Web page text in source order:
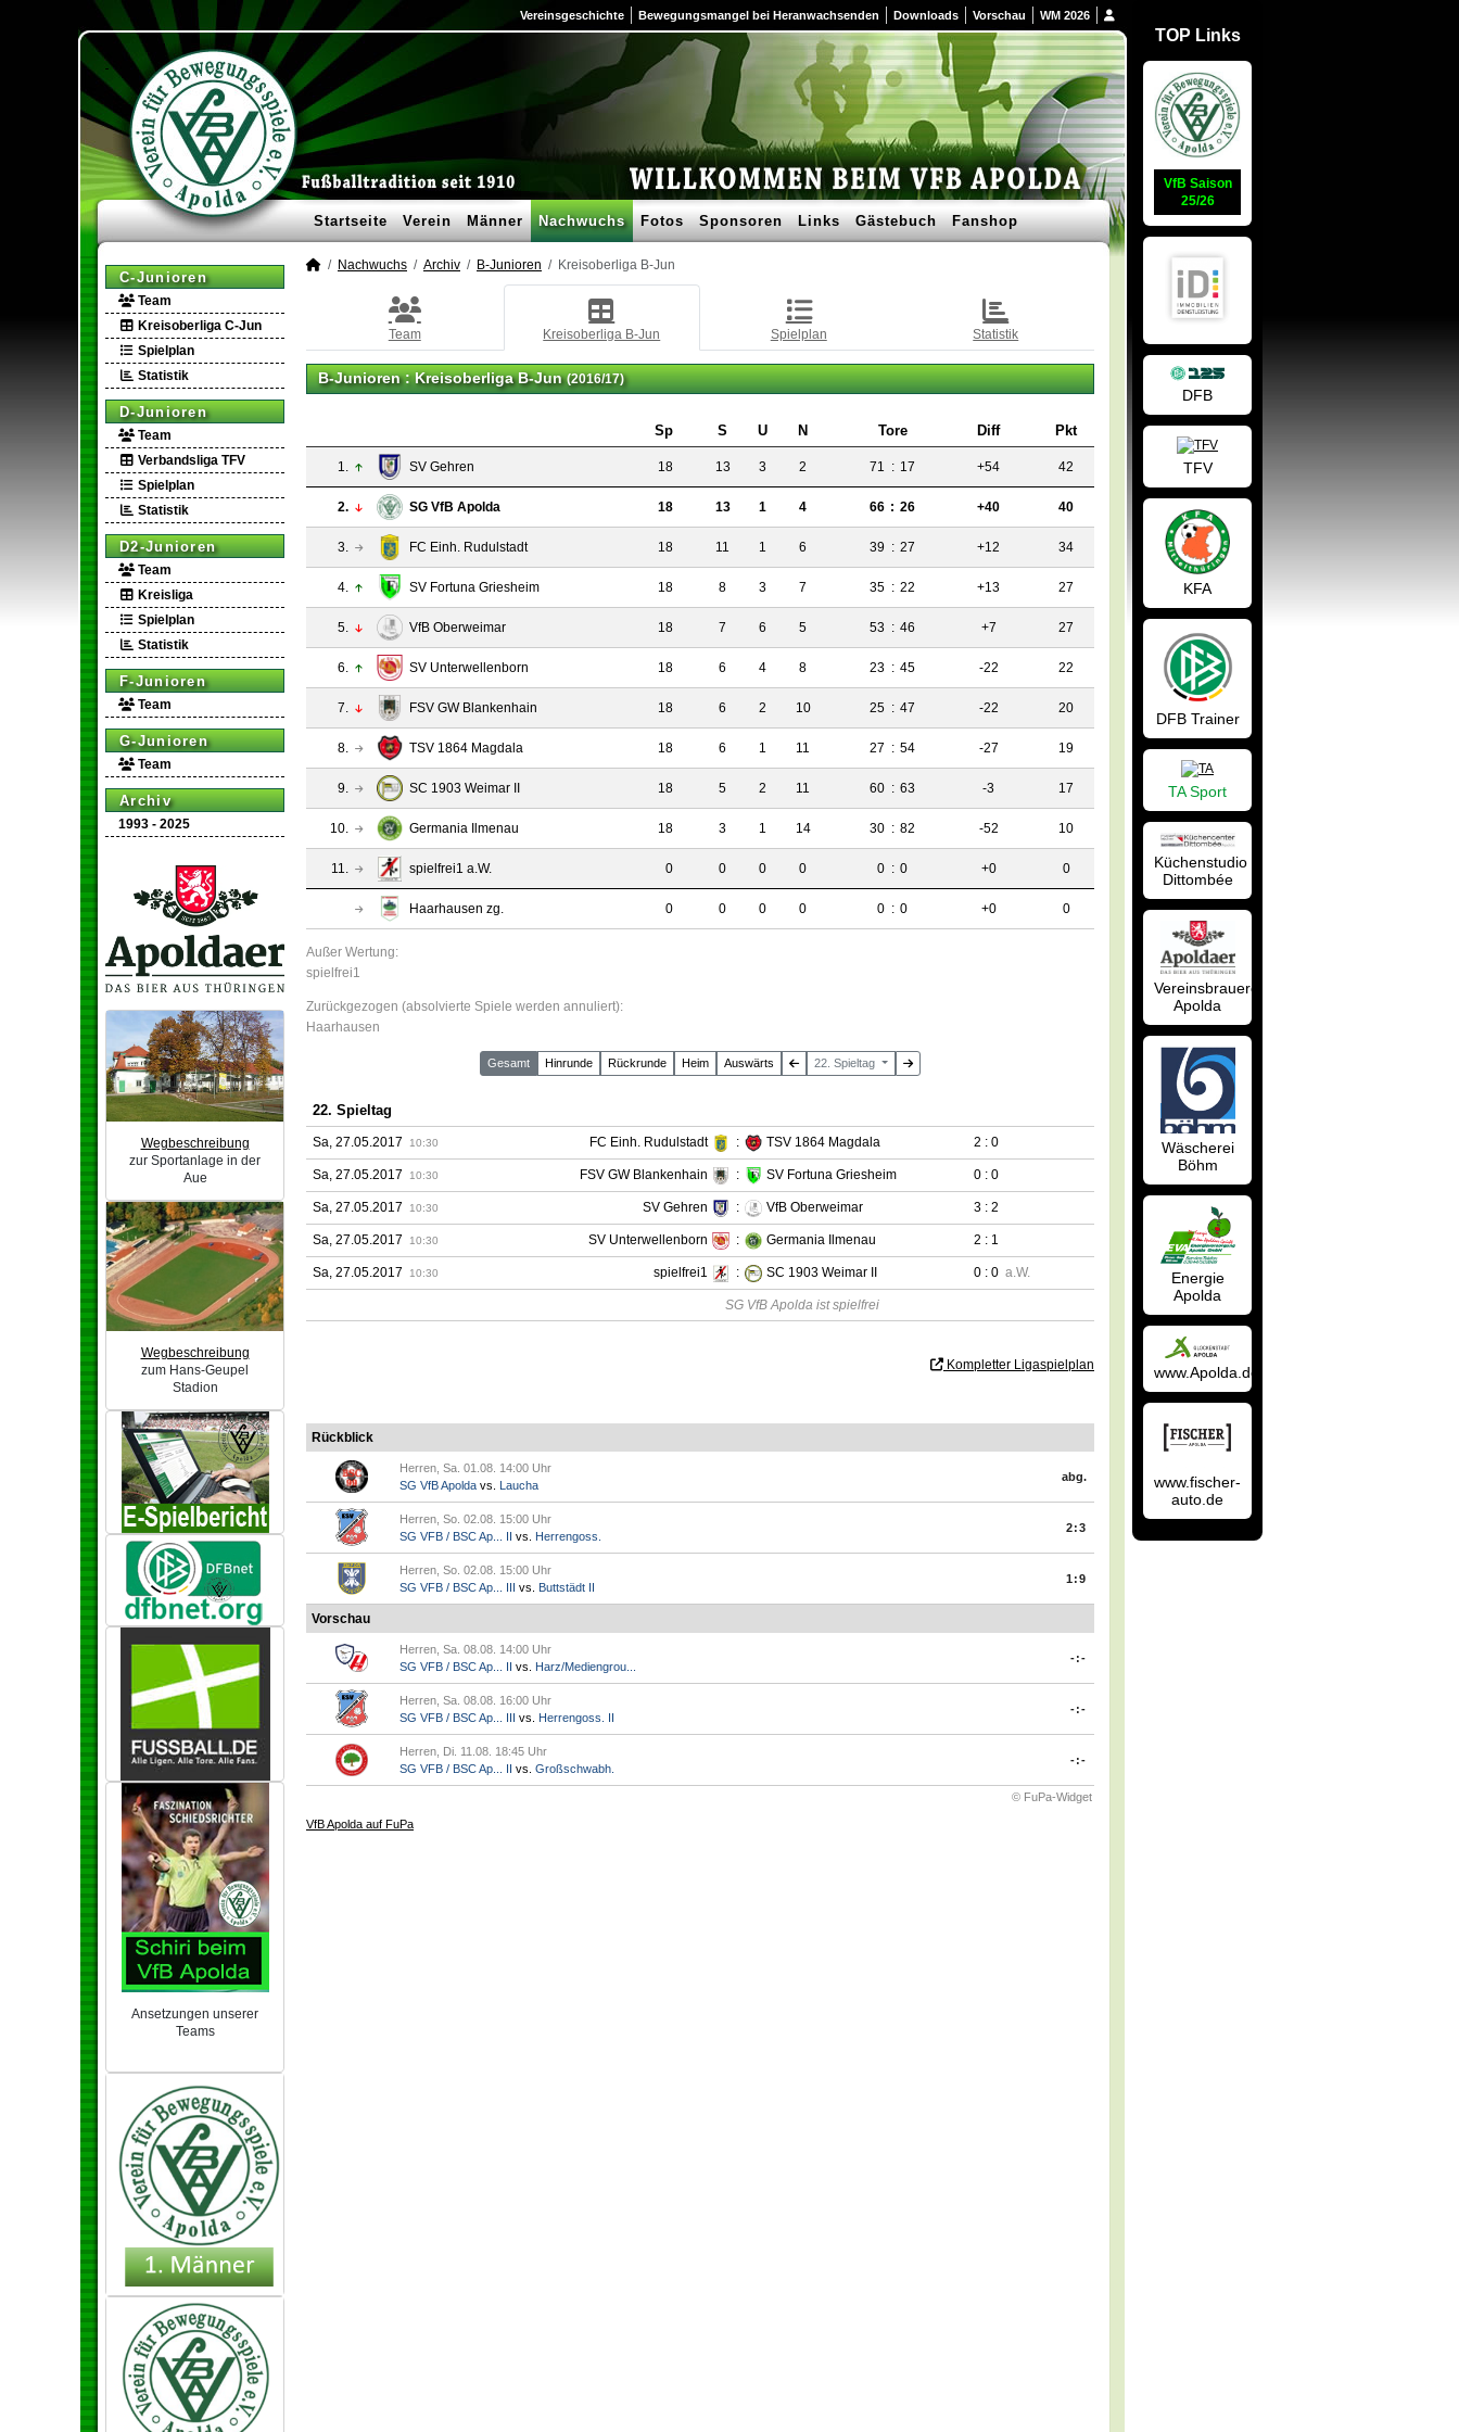
Vereinsgeschichte Bewegungsmangel bei Heranwachsenden Downloads Vorschau WM 2026
Startseite Verein Männer Nachwuchs Fotos Sponsoren Links Gästebuch Fanshop
C-Junioren
Team
Kreisoberliga C-Jun
Spielplan
Statistik
D-Junioren
Team
Verbandsliga TFV
Spielplan
Statistik
D2-Junioren
Team
Kreisliga
Spielplan
Statistik
F-Junioren
Team
G-Junioren
Team
Archiv
1993 - 2025
Wegbeschreibung
zur Sportanlage in der
Aue
Wegbeschreibung
zum Hans-Geupel
Stadion
Ansetzungen unserer
Teams
Nachwuchs Archiv B-Junioren Kreisoberliga B-Jun
Team Kreisoberliga B-Jun Spielplan Statistik
B-Junioren :Kreisoberliga B-Jun (2016/17)
Sp S U N Tore Diff Pkt
1. SV Gehren 18 13 3 2 71 : 17 +54 42
2. SG VfB Apolda 18 13 1 4 66 : 26 +40 40
3. FC Einh. Rudulstadt 18 11 1 6 39 : 27 +12 34
4. SV Fortuna Griesheim 18 8 3 7 35 : 22 +13 27
5. VfB Oberweimar 18 7 6 5 53 : 46 +7 27
6. SV Unterwellenborn 18 6 4 8 23 : 45 -22 22
7. FSV GW Blankenhain 18 6 2 10 25 : 47 -22 20
8. TSV 1864 Magdala 18 6 1 11 27 : 54 -27 19
9. SC 1903 Weimar II 18 5 2 11 60 : 63 -3 17
10. Germania Ilmenau 18 3 1 14 30 : 82 -52 10
11. spielfrei1 a.W. 0 0 0 0 0 : 0 +0 0
Haarhausen zg. 0 0 0 0 0 : 0 +0 0
Außer Wertung:
spielfrei1
Zurückgezogen (absolvierte Spiele werden annuliert):
Haarhausen
Gesamt Hinrunde Rückrunde Heim Auswärts 22. Spieltag
22. Spieltag
Sa, 27.05.2017 10:30 FC Einh. Rudulstadt : TSV 1864 Magdala 2 : 0
Sa, 27.05.2017 10:30 FSV GW Blankenhain : SV Fortuna Griesheim 0 : 0
Sa, 27.05.2017 10:30 SV Gehren : VfB Oberweimar 3 : 2
Sa, 27.05.2017 10:30 SV Unterwellenborn : Germania Ilmenau 2 : 1
Sa, 27.05.2017 10:30 spielfrei1 : SC 1903 Weimar II 0 : 0 a.W.
SG VfB Apolda ist spielfrei
Kompletter Ligaspielplan
Rückblick
Herren, Sa. 01.08. 14:00 Uhr
SG VfB Apolda vs. Laucha
abg.
Herren, So. 02.08. 15:00 Uhr
SG VFB / BSC Ap... II vs. Herrengoss.
2:3
Herren, So. 02.08. 15:00 Uhr
SG VFB / BSC Ap... III vs. Buttstädt II
1:9
Vorschau
Herren, Sa. 08.08. 14:00 Uhr
SG VFB / BSC Ap... II vs. Harz/Mediengrou...
-:-
Herren, Sa. 08.08. 16:00 Uhr
SG VFB / BSC Ap... III vs. Herrengoss. II
-:-
Herren, Di. 11.08. 18:45 Uhr
SG VFB / BSC Ap... II vs. Großschwabh.
-:-
© FuPa-Widget
VfB Apolda auf FuPa
TOP Links
VfB Saison
25/26
DFB
TFV
KFA
DFB Trainer
TA Sport
Küchenstudio
Dittombée
Vereinsbrauerei
Apolda
Wäscherei
Böhm
Energie
Apolda
www.Apolda.de
www.fischer-
auto.de